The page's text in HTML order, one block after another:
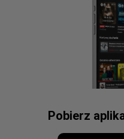
Pobierz